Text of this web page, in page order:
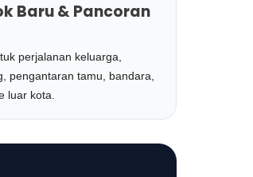
Baru & Pancoran
perjalanan keluarga,
pengantaran tamu, bandara,
luar kota.